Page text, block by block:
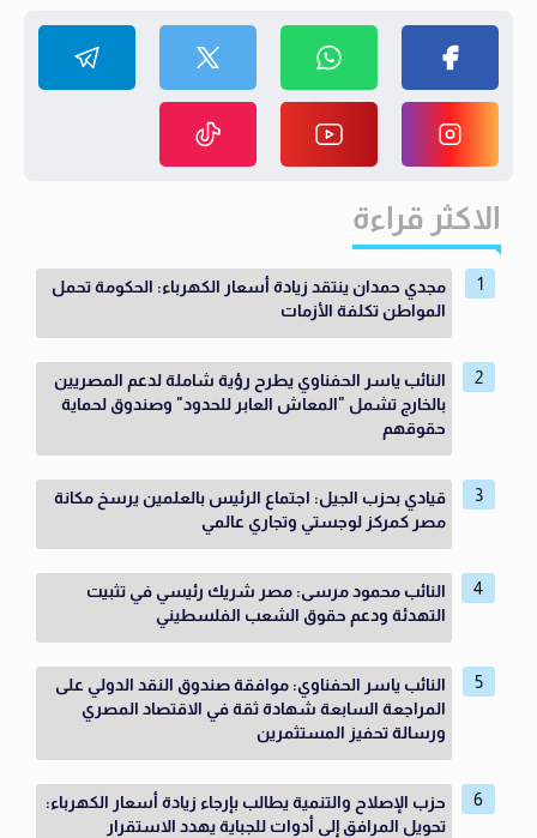
الاكثر قراءة
مجدي حمدان ينتقد زيادة أسعار الكهرباء: الحكومة تحمل
المواطن تكلفة الأزمات
النائب ياسر الحفناوي يطرح رؤية شاملة لدعم المصريين
بالخارج تشمل "المعاش العابر للحدود" وصندوق لحماية
حقوقهم
قيادي بحزب الجيل: اجتماع الرئيس بالعلمين يرسخ مكانة
مصر كمركز لوجستي وتجاري عالمي
النائب محمود مرسى: مصر شريك رئيسي في تثبيت
التهدئة ودعم حقوق الشعب الفلسطيني
النائب ياسر الحفناوي: موافقة صندوق النقد الدولي على
المراجعة السابعة شهادة ثقة في الاقتصاد المصري
ورسالة تحفيز المستثمرين
حزب الإصلاح والتنمية يطالب بإرجاء زيادة أسعار الكهرباء:
تحويل المرافق إلى أدوات للجباية يهدد الاستقرار